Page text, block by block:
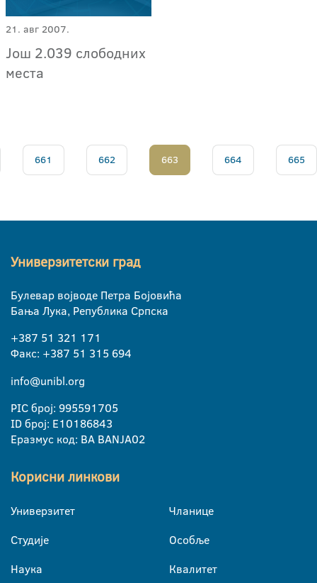
21. авг 2007.
Још 2.039 слободних
места
661 662 663 664 665
Универзитетски град
Булевар војводе Петра Бојовића
Бања Лука, Република Српска
+387 51 321 171
Факс: +387 51 315 694
info@unibl.org
PIC број: 995591705
ID број: E10186843
Еразмус код: BA BANJA02
Корисни линкови
Универзитет
Студије
Наука
Чланице
Особље
Квалитет